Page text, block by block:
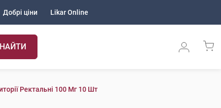
Добрі ціни Likar Online
Ректальні 100 Мг 10 Шт